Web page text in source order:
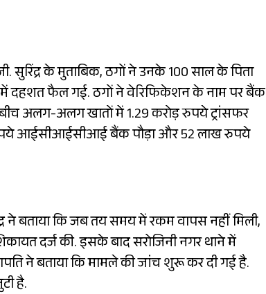
सुरिंद्र के मुताबिक, ठगों ने उनके 100 साल के पिता
में दहशत फैल गई. ठगों ने वेरिफिकेशन के नाम पर बैंक
अलग-अलग खातों में 1.29 करोड़ रुपये ट्रांसफर
आईसीआईसीआई बैंक पौड़ा और 52 लाख रुपये
ने बताया कि जब तय समय में रकम वापस नहीं मिली,
दर्ज की. इसके बाद सरोजिनी नगर थाने में
ने बताया कि मामले की जांच शुरू कर दी गई है.
है.